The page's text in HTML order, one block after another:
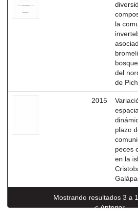
la
del
de
2015
plazo
peces
en la
Mostrando resultados 3 a
< Anterior